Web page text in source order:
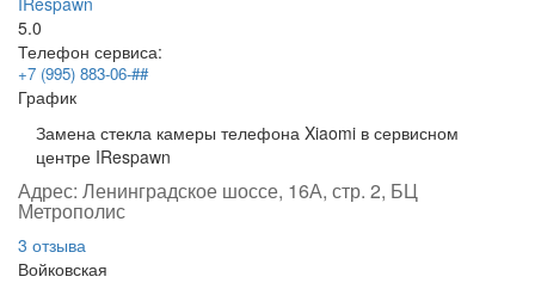
5.0
Телефон сервиса:
+7 (995) 883-06-##
График
Замена стекла камеры телефона Xiaomi в сервисном
центре IRespawn
Адрес: Ленинградское шоссе, 16А, стр. 2, БЦ
Метрополис
3 отзыва
Войковская